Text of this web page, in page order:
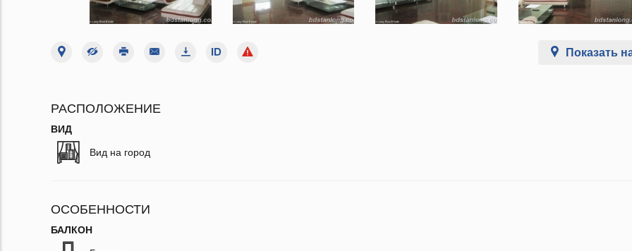
Показать
РАСПОЛОЖЕНИЕ
ВИД
Вид на город
ОСОБЕННОСТИ
БАЛКОН